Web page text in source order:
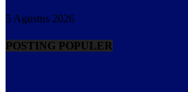
5 Agustus 2026
POSTING POPULER